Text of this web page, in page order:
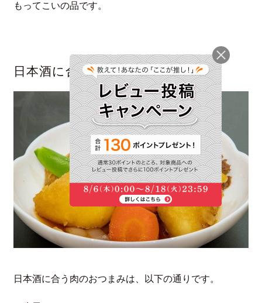
もってこいの品です。
日本酒に合う肉のおつまみ5選
日本酒に合う肉のおつまみは、以下の通りです。